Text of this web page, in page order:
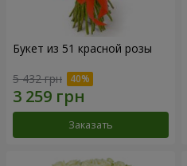
Букет из 51 красной розы
5 432 грн
Заказать